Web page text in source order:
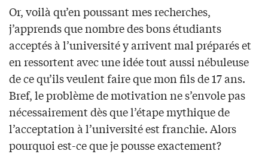
Or, voilà qu’en poussant mes recherches,
j’apprends que nombre des bons étudiants
acceptés à l’université y arrivent mal préparés et
en ressortent avec une idée tout aussi nébuleuse
de ce qu’ils veulent faire que mon fils de 17 ans.
Bref, le problème de motivation ne s’envole pas
nécessairement dès que l’étape mythique de
l’acceptation à l’université est franchie. Alors
pourquoi est-ce que je pousse exactement?